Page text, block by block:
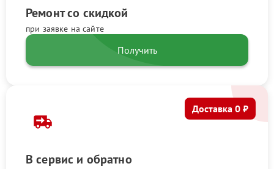
Ремонт со скидкой
при заявке на сайте
Получить
В сервис и обратно
Доставка 0 ₽